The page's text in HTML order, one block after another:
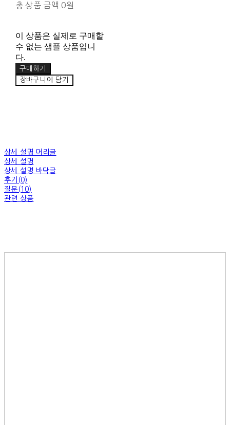
총 상품 금액 0원
이 상품은 실제로 구매할
수 없는 샘플 상품입니
다.
구매하기
장바구니에 담기
상세 설명 머리글
상세 설명
상세 설명 바닥글
후기(0)
질문(10)
관련 상품